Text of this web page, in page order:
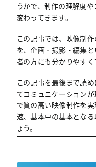
うかで、制作の理解度
変わってきます。
この記事では、映像制
を、企画・撮影・編集
者の方にも分かりやすく
この記事を最後まで読
てコミュニケーション
で質の高い映像制作を
速、基本中の基本とな
ょう。